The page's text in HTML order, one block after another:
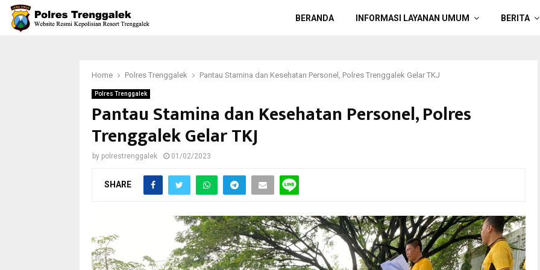
BERANDA INFORMASI LAYANAN UMUM BERITA
Home Polres Trenggalek Pantau Stamina dan Kesehatan Personel, Polres Trenggalek Gelar TKJ
Polres Trenggalek
Pantau Stamina dan Kesehatan Personel, Polres
Trenggalek Gelar TKJ
by polrestrenggalek 01/02/2023
SHARE